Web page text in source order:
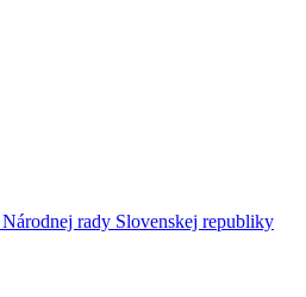
rady Slovenskej republiky